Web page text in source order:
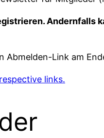
Andernfalls
Abmelden-Link am
links.